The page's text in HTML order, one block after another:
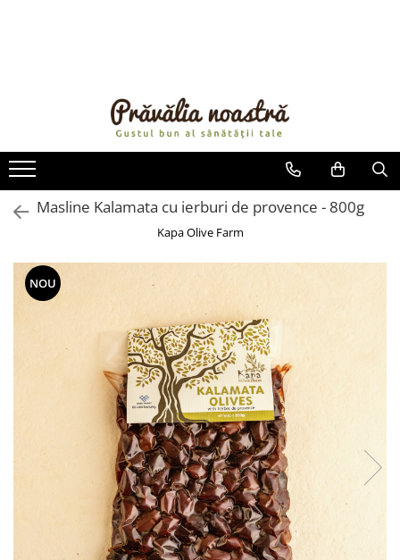
ULEIURI ȘI UNTURI
MĂSLINE
NUCI ȘI SEMINȚE
FRUCTE DESHIDRATATE
ÎNDULCITORI NATURALI / MIERE
FRUCTE LA CONSERVĂ
OȚETURI ȘI SOSURI
FĂINĂ FĂRĂ GLUTEN
BĂUTURI / LAPTE VEGETAL
OREZ ȘI CEREALE
PASTE
CREME ȘI PASTE TARTINABILE
CONDIMENTE
CEAIURI GRECEȘTI
CIOCOLATĂ ȘI CACAO
HEALTHY SNACKS
SUPERALIMENTE
Masline Kalamata cu ierburi de provence - 800g
Kapa Olive Farm
NOU